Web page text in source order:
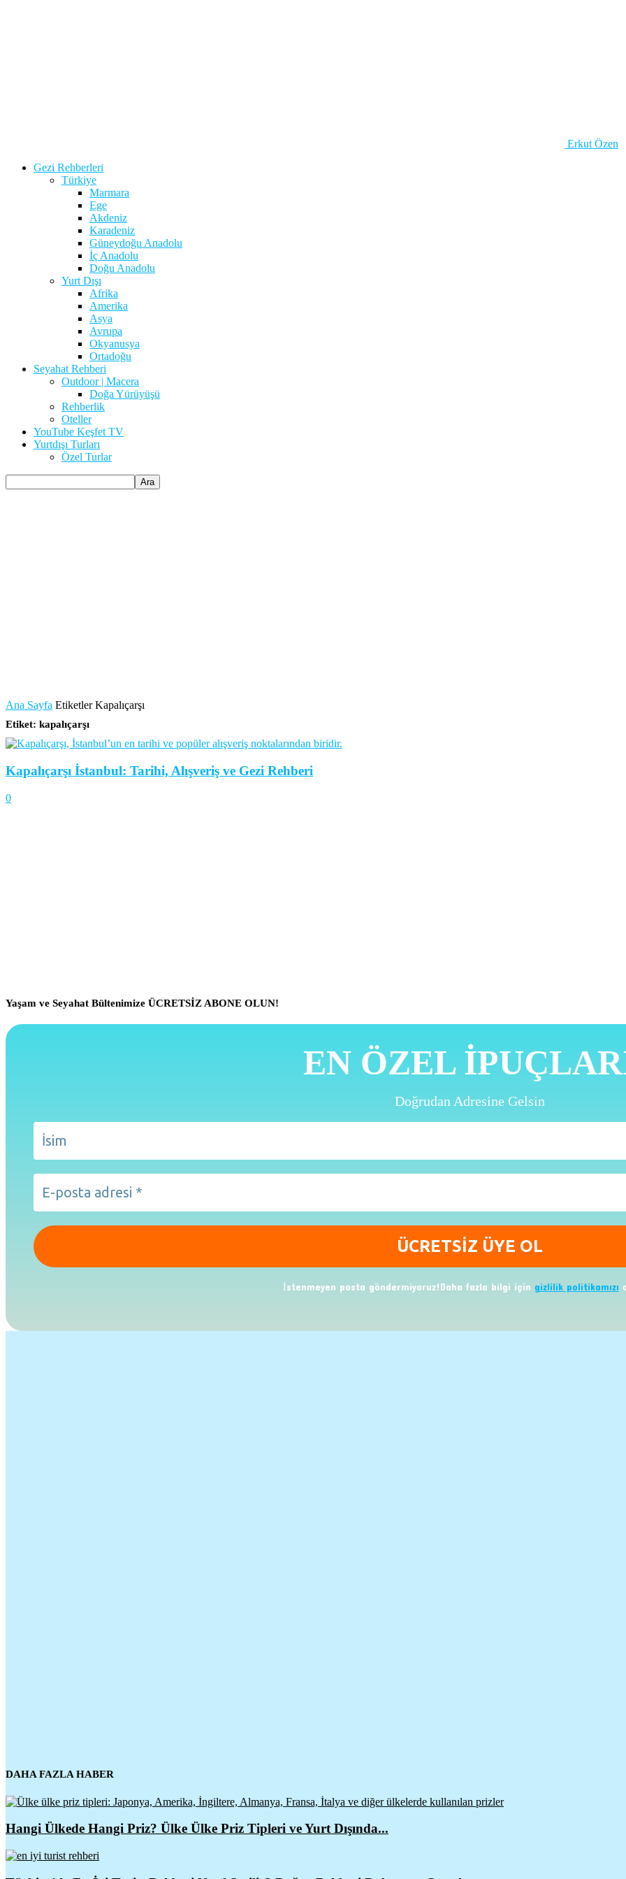
Erkut Özen
Gezi Rehberleri
Türkiye
Marmara
Ege
Akdeniz
Karadeniz
Güneydoğu Anadolu
İç Anadolu
Doğu Anadolu
Yurt Dışı
Afrika
Amerika
Asya
Avrupa
Okyanusya
Ortadoğu
Seyahat Rehberi
Outdoor | Macera
Doğa Yürüyüşü
Rehberlik
Oteller
YouTube Keşfet TV
Yurtdışı Turları
Özel Turlar
Ana Sayfa Etiketler Kapalıçarşı
Etiket: kapalıçarşı
Kapalıçarşı İstanbul: Tarihi, Alışveriş ve Gezi Rehberi
0
Yaşam ve Seyahat Bültenimize ÜCRETSİZ ABONE OLUN!
EN ÖZEL
Doğrudan Adresine Gelsin
İstenmeyen posta göndermiyoruz!Daha fazla bilgi için gizlilik politikamızı
DAHA FAZLA HABER
Hangi Ülkede Hangi Priz? Ülke Ülke Priz Tipleri ve Yurt Dışında...